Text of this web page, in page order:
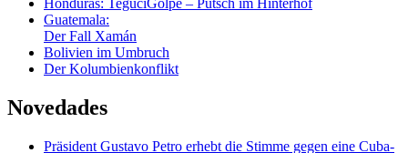
Honduras: TeguciGolpe – Putsch im Hinterhof
Guatemala:
Der Fall Xamán
Bolivien im Umbruch
Der Kolumbienkonflikt
Novedades
Präsident Gustavo Petro erhebt die Stimme gegen eine Cuba-